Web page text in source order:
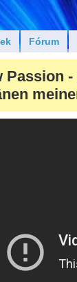
Fórum
Passion